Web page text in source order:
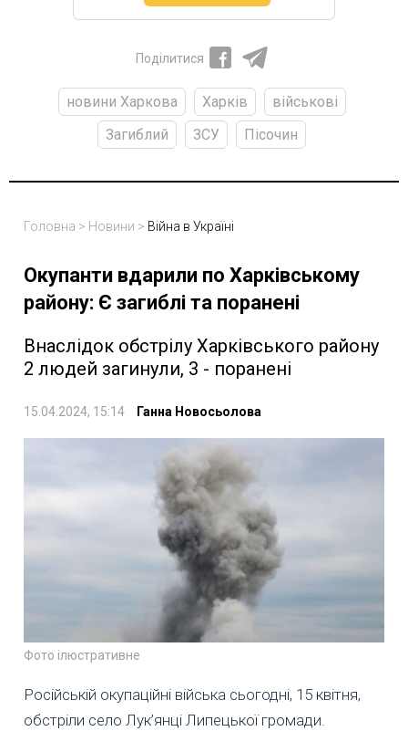
Поділитися
новини Харкова Харків
військові
Загиблий
ЗСУ Пісочин
Головна > Новини > Війна в Україні
Окупанти вдарили по Харківському
району: Є загиблі та поранені
Внаслідок обстрілу Харківського району
2 людей загинули, 3 - поранені
15.04.2024, 15:14 Ганна Новосьолова
Фото ілюстративне
Російській окупаційні війська сьогодні, 15 квітня,
обстріли село Лук’янці Липецької громади.